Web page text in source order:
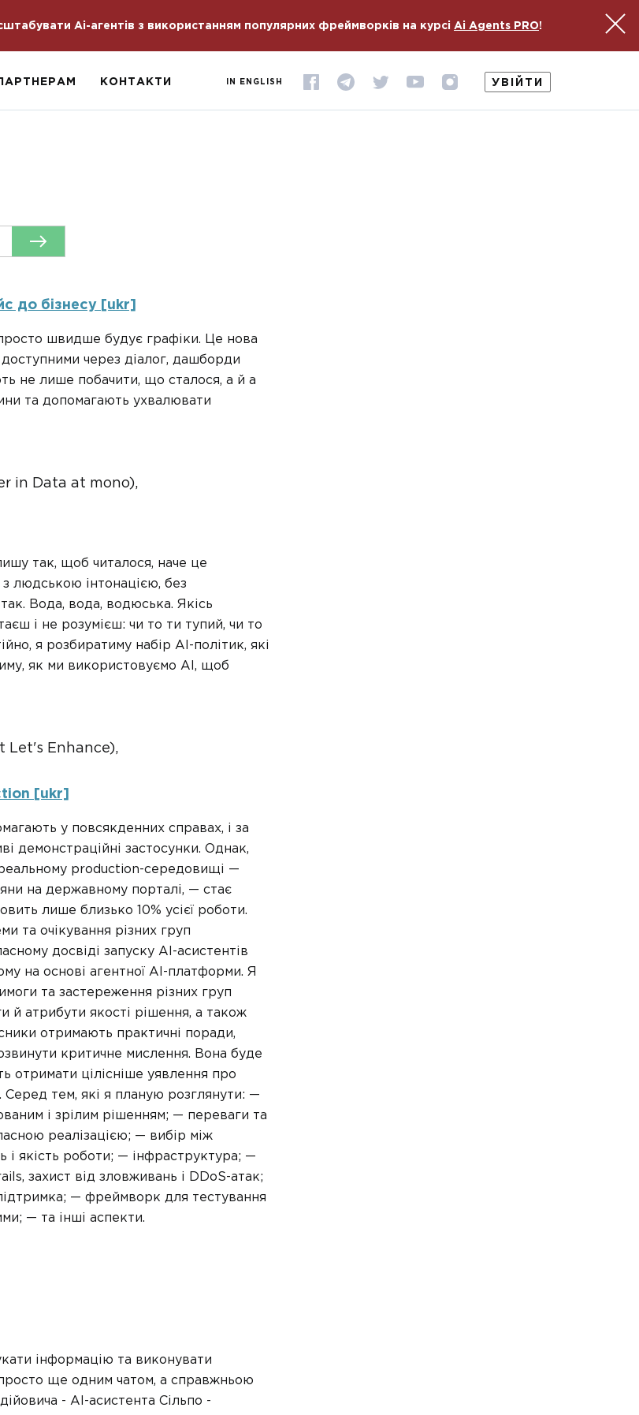
Ai-агентів з використанням популярних фреймворків на курсі Ai Agents PRO!
КОНТАКТИ IN ENGLISH УВІЙТИ
до бізнесу [ukr]
швидше будує графіки. Це нова
доступними через діалог, дашборди
не лише побачити, що сталося, а й а
та допомагають ухвалювати
in Data at mono),
так, щоб читалося, наче це
людською інтонацією, без
Вода, вода, водюська. Якісь
і не розумієш: чи то ти тупий, чи то
я розбиратиму набір AI-політик, які
як ми використовуємо AI, щоб
Let's Enhance),
[ukr]
у повсякденних справах, і за
демонстраційні застосунки. Однак,
production-середовищі —
на державному порталі, — стає
лише близько 10% усієї роботи.
та очікування різних груп
досвіді запуску AI-асистентів
на основі агентної AI-платформи. Я
та застереження різних груп
й атрибути якості рішення, а також
отримають практичні поради,
критичне мислення. Вона буде
отримати цілісніше уявлення про
Серед тем, які я планую розглянути: —
і зрілим рішенням; — переваги та
реалізацією; — вибір між
і якість роботи; — інфраструктура; —
захист від зловживань і DDoS-атак;
— фреймворк для тестування
— та інші аспекти.
інформацію та виконувати
ще одним чатом, а справжньою
- АІ-асистента Сільпо -